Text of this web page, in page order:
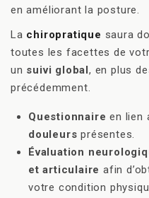
en améliorant la posture.
La chiropratique saura
toutes les facettes de
un suivi global, en plus
précédemment.
Questionnaire en lien
douleurs présentes.
Évaluation
et articulaire afin
votre condition